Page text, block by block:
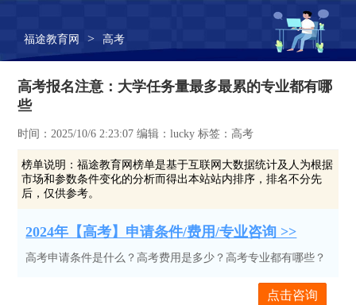
福途教育网 > 高考
高考报名注意：大学任务量最多最累的专业都有哪
些
时间：2025/10/6 2:23:07 编辑：lucky 标签：高考
榜单说明：福途教育网榜单是基于互联网大数据统计及人为根据
市场和参数条件变化的分析而得出本站站内排序，排名不分先
后，仅供参考。
2024年【高考】申请条件/费用/专业咨询 >>
高考申请条件是什么？高考费用是多少？高考专业都有哪些？
点击咨询